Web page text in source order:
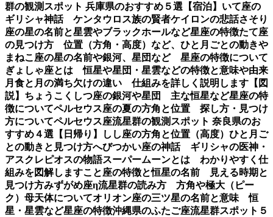
群の観測スポット 兵庫県のおすすめ５選【宿泊】 いて座の
ギリシャ神話 ケンタウロス族の賢者ケイロンの悲話さそり
座の星の名前と星雲やブラックホールなど星座の特徴たて座
の見つけ方 位置（方角・高度）など、ひと月ごとの動きや
まねこ座の星の名前や銀河、星団など 星座の特徴について
ぎょしゃ座とは 恒星や星団・星雲などの特徴と意味や由来
月食と月の満ち欠けの違い 仕組みを詳しく説明します【図
説】 ちょうこくしつ座の銀河や星団 主な恒星など星座の特
徴についてペルセウス座の夏の方角と位置 探し方・見つけ
方についてペルセウス座流星群の観測スポット 奈良県のお
すすめ４選【日帰り】
しし座の方角と位置（高度）ひと月ご
との動きと見つけ方へびつかい座の神話 ギリシャの医神・
アスクレピオスの物語スーパームーンとは わかりやすく仕
組みを図解しますこと座の特徴と恒星の名前 見える時期と
見つけ方みずがめ座η流星群の読み方 方角や極大（ピー
ク）母天体についてオリオン座の三ツ星の名前と意味 恒
星・星雲など星座の特徴沖縄県のふたご座流星群スポット５